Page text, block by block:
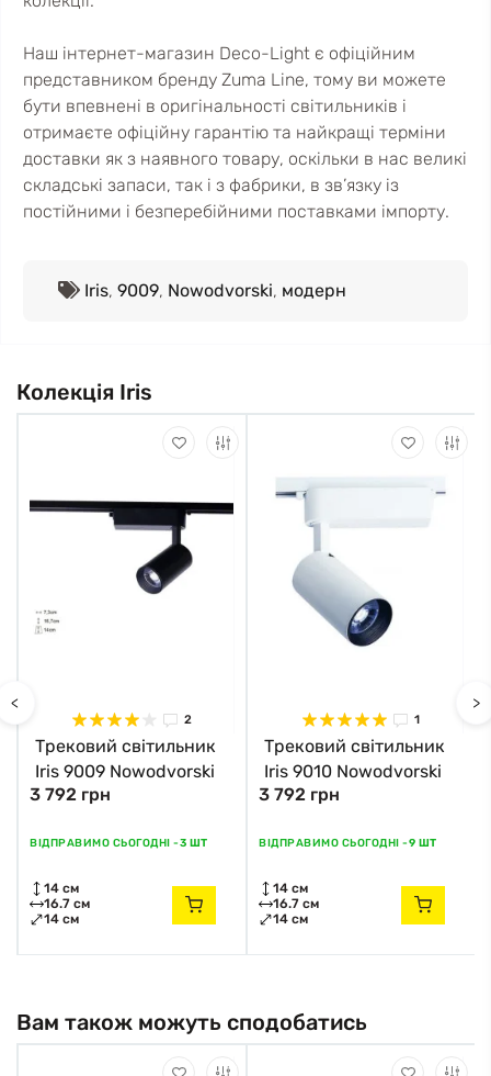
Наш інтернет-магазин Deco-Light є офіційним
представником бренду Zuma Line, тому ви можете
бути впевнені в оригінальності світильників і
отримаєте офіційну гарантію та найкращі терміни
доставки як з наявного товару, оскільки в нас великі
складські запаси, так і з фабрики, в зв’язку із
постійними і безперебійними поставками імпорту.
Iris, 9009, Nowodvorski, модерн
Колекція Iris
<
2
Трековий світильник
Iris 9009 Nowodvorski
3 792 грн
ВІДПРАВИМО СЬОГОДНІ -3 ШТ
14 см
16.7 см
14 см
1
Трековий світильник
Iris 9010 Nowodvorski
3 792 грн
ВІДПРАВИМО СЬОГОДНІ -9 ШТ
14 см
16.7 см
14 см
>
Вам також можуть сподобатись